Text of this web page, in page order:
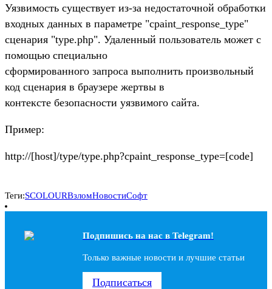
Уязвимость существует из-за недостаточной обработки
входных данных в параметре "cpaint_response_type"
сценария "type.php". Удаленный пользователь может с
помощью специально
сформированного запроса выполнить произвольный
код сценария в браузере жертвы в
контексте безопасности уязвимого сайта.
Пример:
http://[host]/type/type.php?cpaint_response_type=[code]
Теги:SCOLOURВзломНовостиСофт
Подпишись на наc в Telegram!
Только важные новости и лучшие статьи
Подписаться